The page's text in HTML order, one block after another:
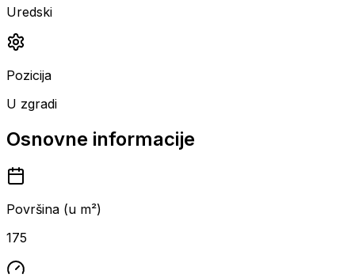
Uredski
Pozicija
U zgradi
Osnovne informacije
Površina (u m²)
175